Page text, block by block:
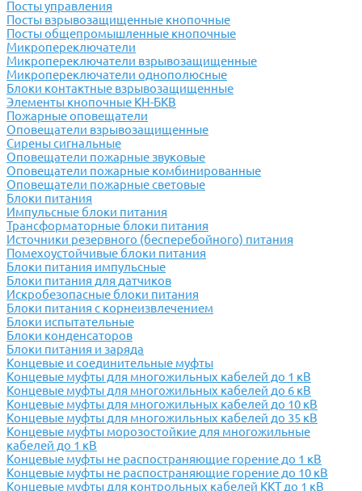
Посты управления
Посты взрывозащищенные кнопочные
Посты общепромышленные кнопочные
Микропереключатели
Микропереключатели взрывозащищенные
Микропереключатели однополюсные
Блоки контактные взрывозащищенные
Элементы кнопочные КН-БКВ
Пожарные оповещатели
Оповещатели взрывозащищенные
Сирены сигнальные
Оповещатели пожарные звуковые
Оповещатели пожарные комбинированные
Оповещатели пожарные световые
Блоки питания
Импульсные блоки питания
Трансформаторные блоки питания
Источники резервного (бесперебойного) питания
Помехоустойчивые блоки питания
Блоки питания импульсные
Блоки питания для датчиков
Искробезопасные блоки питания
Блоки питания с корнеизвлечением
Блоки испытательные
Блоки конденсаторов
Блоки питания и заряда
Концевые и соединительные муфты
Концевые муфты для многожильных кабелей до 1 кВ
Концевые муфты для многожильных кабелей до 6 кВ
Концевые муфты для многожильных кабелей до 10 кВ
Концевые муфты для многожильных кабелей до 35 кВ
Концевые муфты морозостойкие для многожильные
кабелей до 1 кВ
Концевые муфты не распостраняющие горение до 1 кВ
Концевые муфты не распостраняющие горение до 10 кВ
Концевые муфты для контрольных кабелей ККТ до 1 кВ